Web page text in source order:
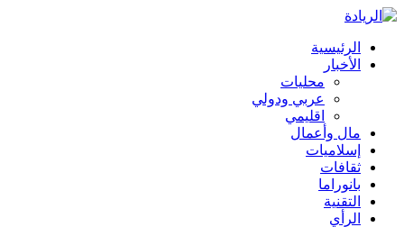
الرئيسية
الأخبار
محليات
عربي ودولي
اقليمي
مال وأعمال
إسلاميات
ثقافات
بانوراما
التقنية
الرأي